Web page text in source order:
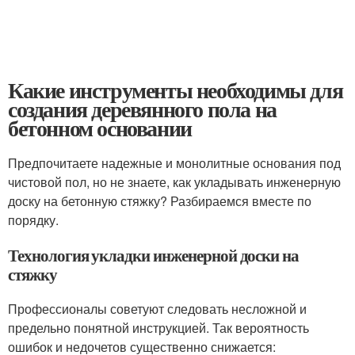
Какие инструменты необходимы для
создания деревянного пола на
бетонном основании
Предпочитаете надежные и монолитные основания под
чистовой пол, но не знаете, как укладывать инженерную
доску на бетонную стяжку? Разбираемся вместе по
порядку.
Технология укладки инженерной доски на
стяжку
Профессионалы советуют следовать несложной и
предельно понятной инструкцией. Так вероятность
ошибок и недочетов существенно снижается: